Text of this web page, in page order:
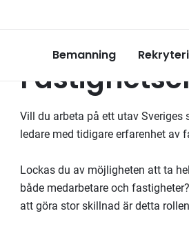
Bemanning
Vill du arbeta på ett utav Sveriges
ledare med tidigare erfarenhet av
Lockas du av möjligheten att ta
både medarbetare och
att göra stor skillnad är detta